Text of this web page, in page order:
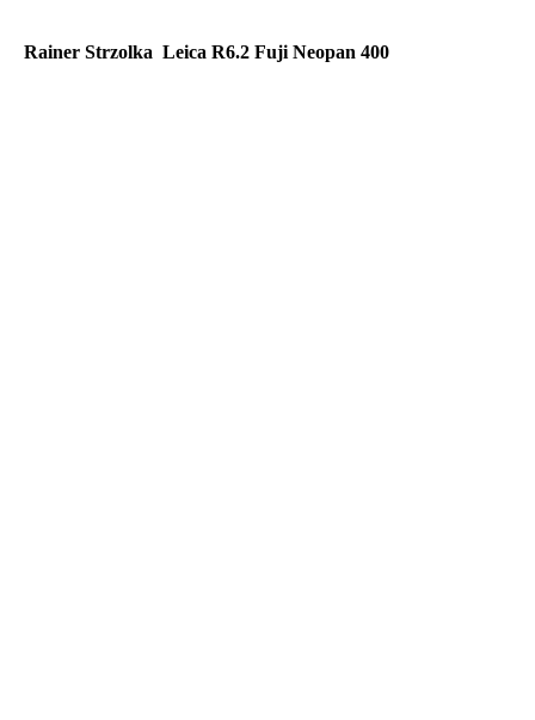
Rainer Strzolka Leica R6.2 Fuji Neopan 400